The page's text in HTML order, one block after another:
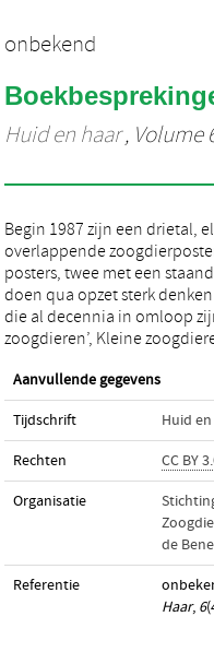
onbekend
Huid en haar, Volume
Begin 1987 zijn een drietal,
overlappende
posters, twee met een
doen qua opzet sterk
die al decennia in omloop
zoogdieren’, Kleine
Aanvullende gegevens
Tijdschrift Huid
Rechten CC BY
Organisatie
de
Referentie
Haar, 6